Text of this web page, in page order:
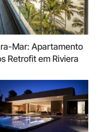
Mar: Apartamento
Retrofit em Riviera